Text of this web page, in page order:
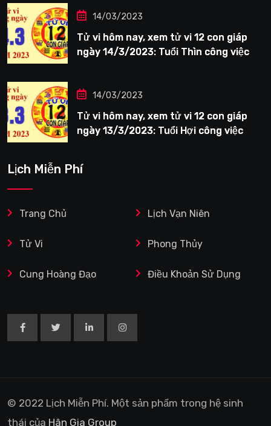
14/03/2023
Tử vi hôm nay, xem tử vi 12 con giáp
ngày 14/3/2023: Tuổi Thìn công việc
14/03/2023
Tử vi hôm nay, xem tử vi 12 con giáp
ngày 13/3/2023: Tuổi Hợi công việc
Lịch Miễn Phí
Trang Chủ Lịch Vạn Niên
Tử Vi Phong Thủy
Cung Hoàng Đạo Điều Khoản Sử Dụng
© 2022 Lịch Miễn Phí. Một sản phẩm trong hệ sinh
thái của Hân Gia Group